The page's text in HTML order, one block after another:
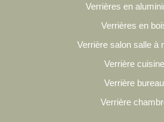
Verrières en
Verrières en
Verrière salon salle à
Verrière cuisine
Verrière bureau
Verrière